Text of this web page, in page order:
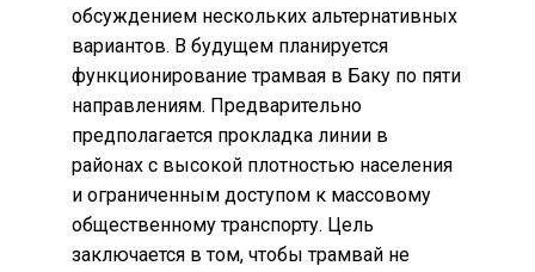
обсуждением нескольких альтернативных
вариантов. В будущем планируется
функционирование трамвая в Баку по пяти
направлениям. Предварительно
предполагается прокладка линии в
районах с высокой плотностью населения
и ограниченным доступом к массовому
общественному транспорту. Цель
заключается в том, чтобы трамвай не